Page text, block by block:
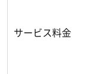
サービス料金